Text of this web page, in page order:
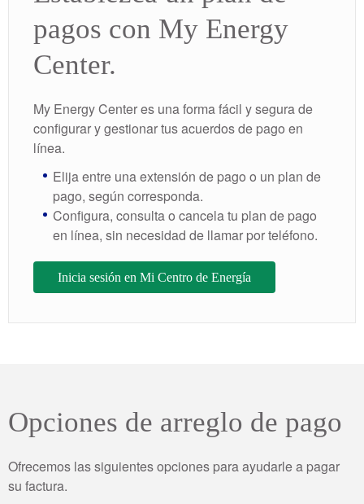
pagos con My Energy
Center.
My Energy Center es una forma fácil y segura de
configurar y gestionar tus acuerdos de pago en
línea.
Elija entre una extensión de pago o un plan de
pago, según corresponda.
Configura, consulta o cancela tu plan de pago
en línea, sin necesidad de llamar por teléfono.
Inicia sesión en Mi Centro de Energía
Opciones de arreglo de pago
Ofrecemos las siguientes opciones para ayudarle a pagar
su factura.